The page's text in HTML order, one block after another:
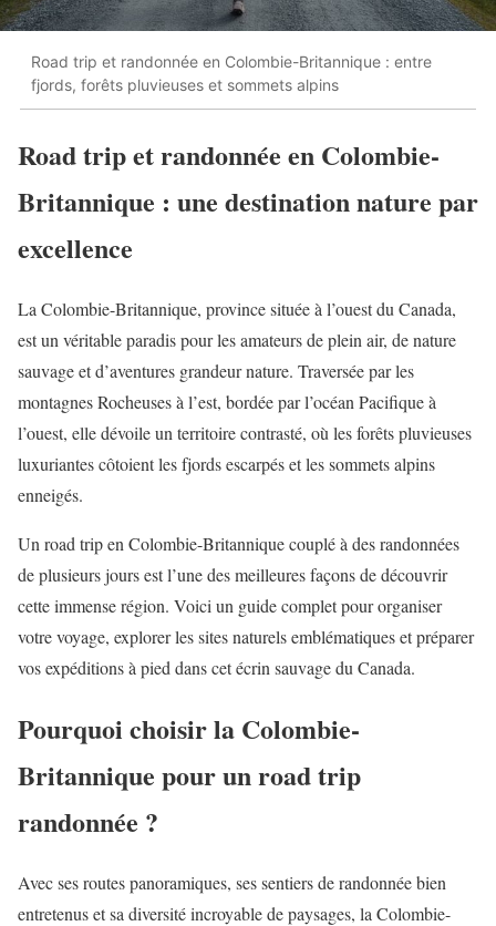
Road trip et randonnée en Colombie-Britannique : entre
fjords, forêts pluvieuses et sommets alpins
Road trip et randonnée en Colombie-
Britannique : une destination nature par
excellence
La Colombie-Britannique, province située à l’ouest du Canada,
est un véritable paradis pour les amateurs de plein air, de nature
sauvage et d’aventures grandeur nature. Traversée par les
montagnes Rocheuses à l’est, bordée par l’océan Pacifique à
l’ouest, elle dévoile un territoire contrasté, où les forêts pluvieuses
luxuriantes côtoient les fjords escarpés et les sommets alpins
enneigés.
Un road trip en Colombie-Britannique couplé à des randonnées
de plusieurs jours est l’une des meilleures façons de découvrir
cette immense région. Voici un guide complet pour organiser
votre voyage, explorer les sites naturels emblématiques et préparer
vos expéditions à pied dans cet écrin sauvage du Canada.
Pourquoi choisir la Colombie-
Britannique pour un road trip
randonnée ?
Avec ses routes panoramiques, ses sentiers de randonnée bien
entretenus et sa diversité incroyable de paysages, la Colombie-